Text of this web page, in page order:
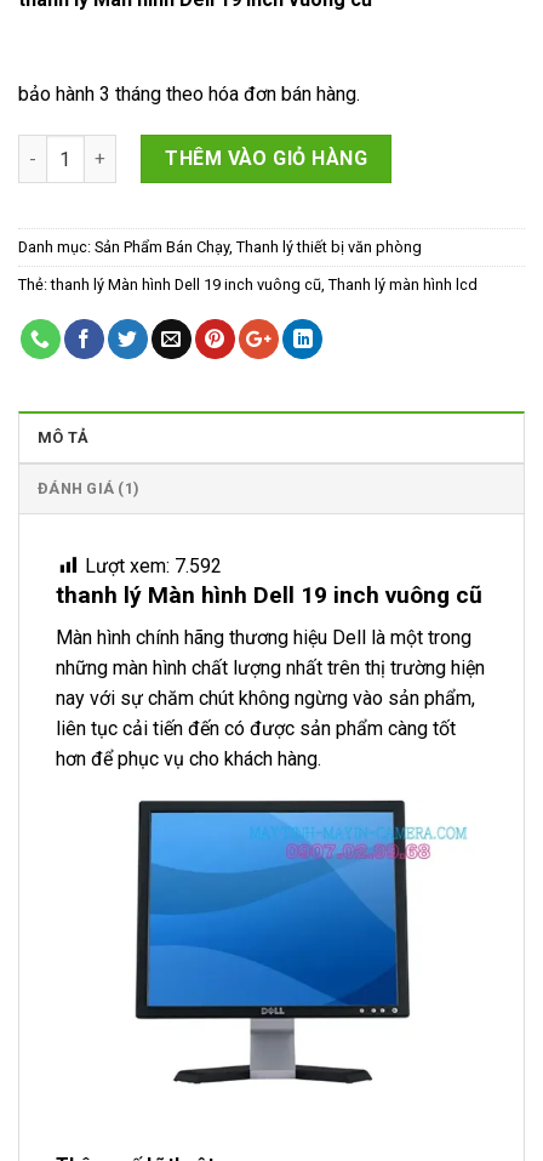
1,000,000₫.
là:
bảo hành 3 tháng theo hóa đơn bán hàng.
thanh lý Màn hình Dell 19 inch vuông cũ số lượng
THÊM VÀO GIỎ HÀNG
Danh mục: Sản Phẩm Bán Chạy, Thanh lý thiết bị văn phòng
Thẻ:thanh lý Màn hình Dell 19 inch vuông cũ Thanh lý màn hình lcd
MÔ TẢ
ĐÁNH GIÁ (1)
Lượt xem: 7.592
thanh lý Màn hình Dell 19 inch vuông cũ
Màn hình chính hãng thương hiệu Dell là một trong
những màn hình chất lượng nhất trên thị trường hiện
nay với sự chăm chút không ngừng vào sản phẩm,
liên tục cải tiến đến có được sản phẩm càng tốt
hơn để phục vụ cho khách hàng.